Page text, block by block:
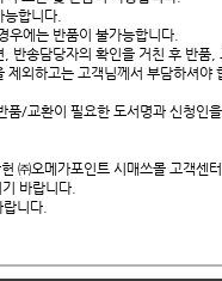
합니다.
에는 반품이 불가능합니다.
송담당자의 확인을 거친 후 반품,
외하고는 고객님께서 부담하셔야
/교환이 필요한 도서명과 신청인을
오메가포인트 시매쓰몰 고객센터
바랍니다.
니다.